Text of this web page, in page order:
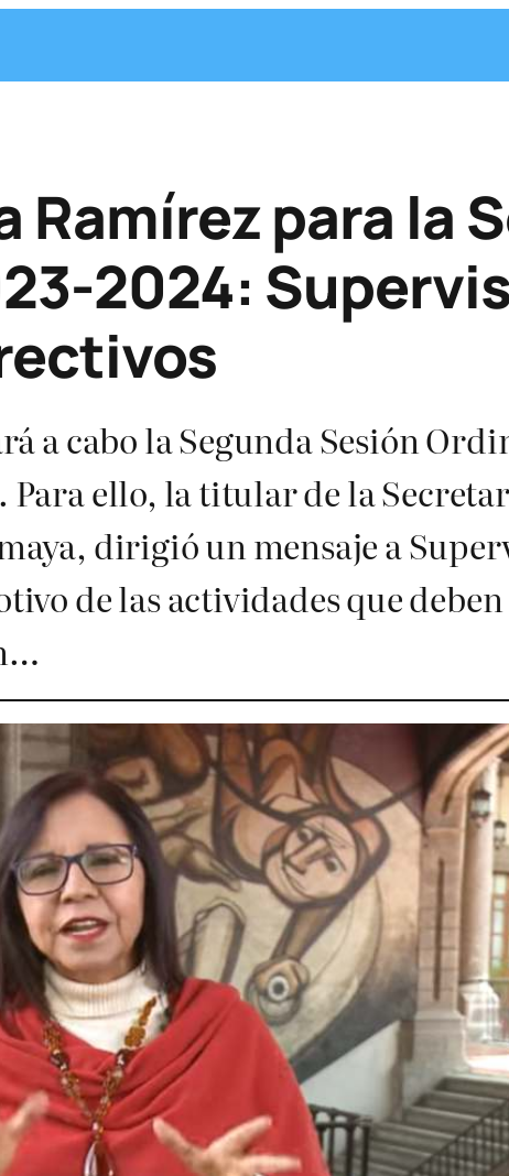
Ramírez para la
2024:
a cabo la Segunda Sesión
Para ello, la titular de la
dirigió un mensaje a
de las actividades que